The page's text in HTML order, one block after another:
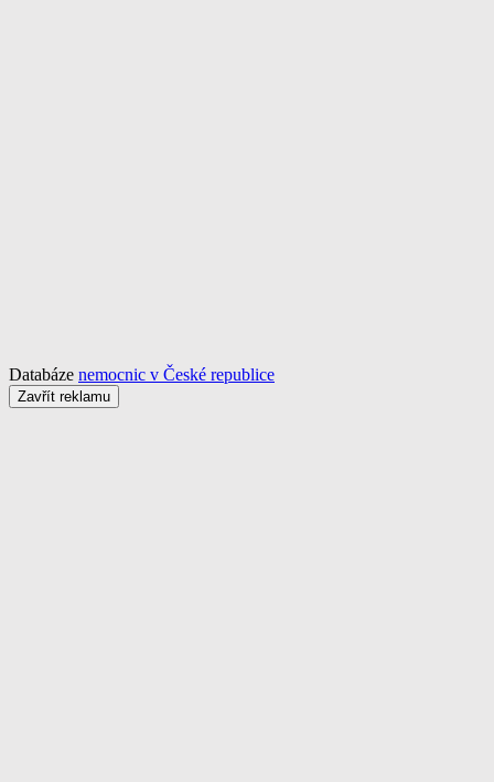
Databáze nemocnic v České republice
Zavřít reklamu